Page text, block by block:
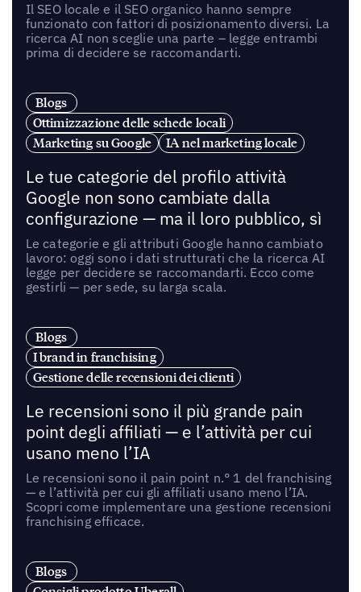
Il SEO locale e il SEO organico hanno sempre
funzionato con fattori di posizionamento diversi. La
ricerca AI non sceglie una parte – legge entrambi
prima di decidere se raccomandarti.
Blogs
Ottimizzazione delle schede locali
Marketing su Google
IA nel marketing locale
Le tue categorie del profilo attività
Google non sono cambiate dalla
configurazione — ma il loro pubblico, sì
Le categorie e gli attributi Google hanno cambiato
lavoro: oggi sono i dati strutturati che la ricerca AI
legge per decidere se raccomandarti. Ecco come
gestirli — per sede, su larga scala.
Blogs
I brand in franchising
Gestione delle recensioni dei clienti
Le recensioni sono il più grande pain
point degli affiliati — e l’attività per cui
usano meno l’IA
Le recensioni sono il pain point n.° 1 del franchising
— e l’attività per cui gli affiliati usano meno l’IA.
Scopri come implementare una gestione recensioni
franchising efficace.
Blogs